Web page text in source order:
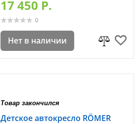
17 450 P.
0
Нет в наличии
Товар закончился
Детское автокресло RÖMER